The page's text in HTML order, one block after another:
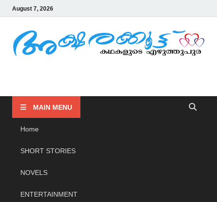
August 7, 2026
MAIN MENU
Home
SHORT STORIES
NOVELS
ENTERTAINMENT